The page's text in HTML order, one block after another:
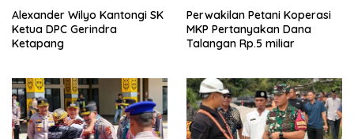
Alexander Wilyo Kantongi SK
Ketua DPC Gerindra
Ketapang
Perwakilan Petani Koperasi
MKP Pertanyakan Dana
Talangan Rp.5 miliar